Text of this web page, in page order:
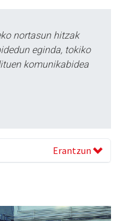
nortasun hitzak
eginda, tokiko
komunikabidea
Erantzun